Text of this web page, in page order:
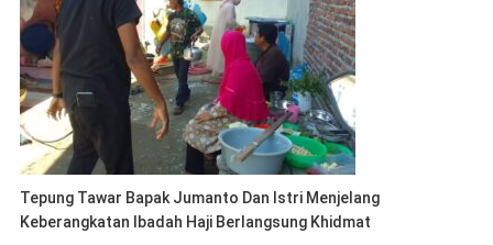
Tepung Tawar Bapak Jumanto Dan Istri Menjelang
Keberangkatan Ibadah Haji Berlangsung Khidmat